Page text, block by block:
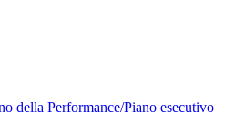
della Performance/Piano esecutivo